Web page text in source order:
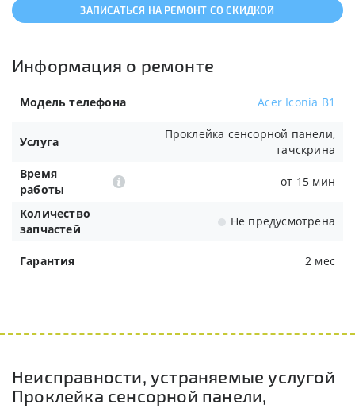
ЗАПИСАТЬСЯ НА РЕМОНТ СО СКИДКОЙ
Информация о ремонте
Модель телефона Acer Iconia B1
Услуга
Проклейка сенсорной панели,
тачскрина
Время
работы
от 15 мин
Количество
запчастей
Не предусмотрена
Гарантия 2 мес
Неисправности, устраняемые услугой
Проклейка сенсорной панели,